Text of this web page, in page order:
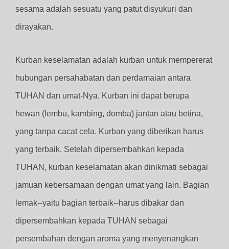
sesama adalah sesuatu yang patut disyukuri dan
dirayakan.
Kurban keselamatan adalah kurban untuk mempererat
hubungan persahabatan dan perdamaian antara
TUHAN dan umat-Nya. Kurban ini dapat berupa
hewan (lembu, kambing, domba) jantan atau betina,
yang tanpa cacat cela. Kurban yang diberikan harus
yang terbaik. Setelah dipersembahkan kepada
TUHAN, kurban keselamatan akan dinikmati sebagai
jamuan kebersamaan dengan umat yang lain. Bagian
lemak--yaitu bagian terbaik--harus dibakar dan
dipersembahkan kepada TUHAN sebagai
persembahan dengan aroma yang menyenangkan